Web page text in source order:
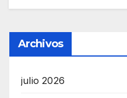
Archivos
julio 2026